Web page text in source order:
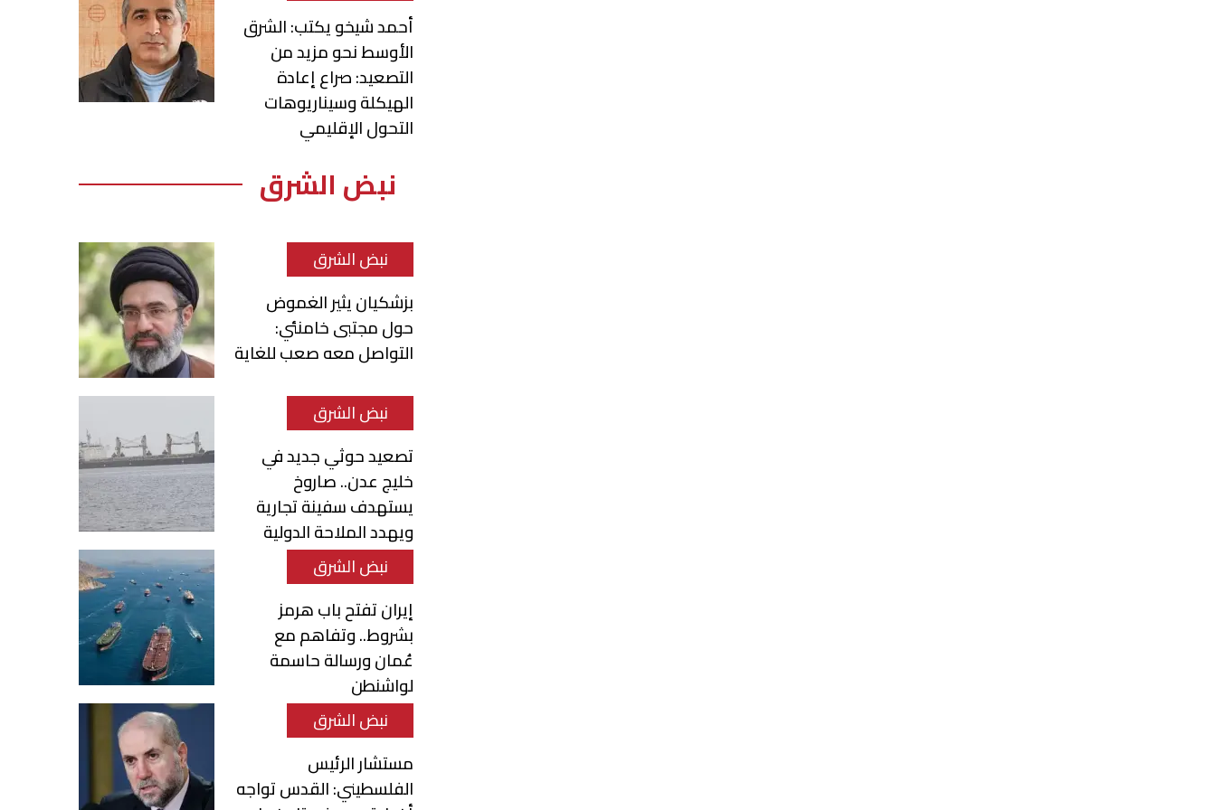
أحمد شيخو يكتب: الشرق
الأوسط نحو مزيد من
التصعيد: صراع إعادة
الهيكلة وسيناريوهات
التحول الإقليمي
نبض الشرق
نبض الشرق
بزشكيان يثير الغموض
حول مجتبى خامنئي:
التواصل معه صعب للغاية
نبض الشرق
تصعيد حوثي جديد في
خليج عدن.. صاروخ
يستهدف سفينة تجارية
ويهدد الملاحة الدولية
نبض الشرق
إيران تفتح باب هرمز
بشروط.. وتفاهم مع
عُمان ورسالة حاسمة
لواشنطن
نبض الشرق
مستشار الرئيس
الفلسطيني: القدس تواجه